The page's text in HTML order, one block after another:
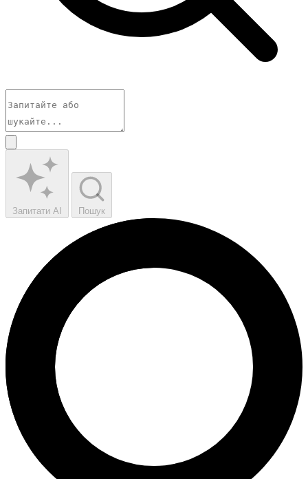
Запитати AI Пошук